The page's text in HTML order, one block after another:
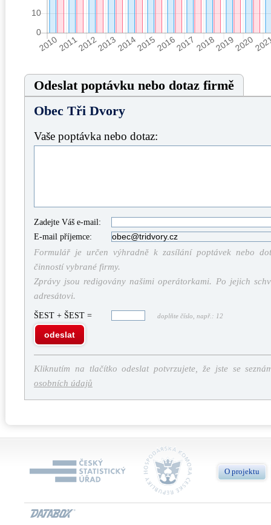
Odeslat poptávku nebo dotaz firmě
Obec Tři Dvory
Vaše poptávka nebo dotaz:
Zadejte Váš e-mail:
E-mail příjemce:
Formulář je určen výhradně k zasílání poptávek nebo
činností vybrané firmy.
Zprávy jsou redigovány našimi operátorkami. Po jejich
adresátovi.
ŠEST + ŠEST = doplňte číslo, např.: 12
odeslat
Kliknutím na tlačítko odeslat potvrzujete, že jste se
osobních údajů
O projektu